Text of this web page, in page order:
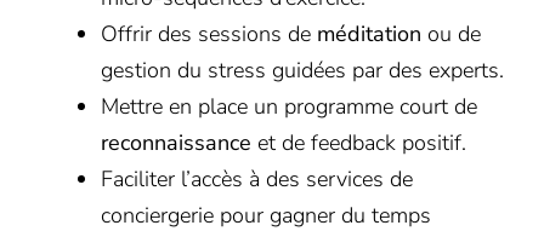
Offrir des sessions de méditation ou de
gestion du stress guidées par des experts.
Mettre en place un programme court de
reconnaissance et de feedback positif.
Faciliter l’accès à des services de
conciergerie pour gagner du temps